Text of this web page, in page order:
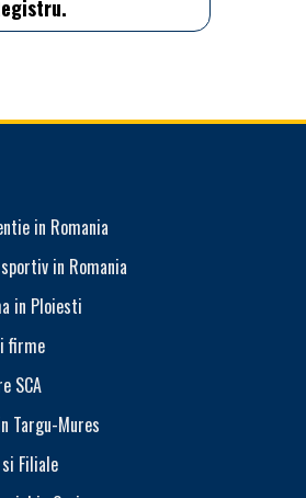
in Romania
in Romania
in Ploiesti
firme
SCA
Targu-Mures
Filiale